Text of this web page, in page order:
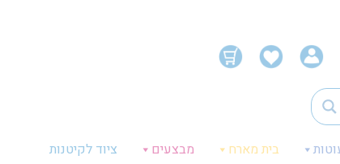
בית מארח מבצעים
ציוד לקיטנות